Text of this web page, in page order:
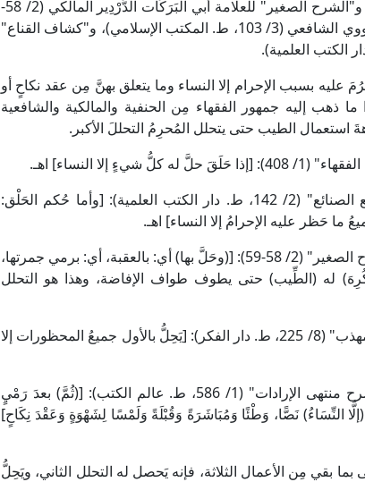
الدين البَابَرْتِي الحنفي (2/ 492-493، ط. دار الفكر)، و"الشرح الصغير" للعلامة أبي البَرَكَات الدَّرْدِير المالكي (2/ 58-
59، ط. دار المعارف)، و"روضة الطالبين" للإمام النووي الشافعي (3/ 103، ط. المكتب الإسلامي)، و"كشاف القناع"
بسبب الإحرام إلا النساء وما يتعلق بهنَّ مِن عقد نكاحٍ أو
ذهب إليه جمهور الفقهاء مِن الحنفية والمالكية والشافعية
استعمال الطيب حتى يتحلل المُحرِمُ التحللَ الأكبر.
إلا النساء] اهـ.
وقال الإمام علاء الدين الكاساني الحنفي في "بدائع الصنائع" (2/ 142، ط. دار الكتب العلمية): [وأما حُكم الحَلْق:
ما حَظر عليه الإحرامُ إلا النساء] اهـ.
وقال العلامة أبو البَرَكَات الدَّرْدِير المالكي في "الشرح الصغير" (2/ 58-59): [(وحَلَّ بها) أي: بالعقبة، أي: برمي جمرتها،
له (الطِّيب) حتى يطوف طواف الإفاضة، وهذا هو التحلل
وقال الإمام النووي الشافعي في "المجموع شرح المهذب" (8/ 225، ط. دار الفكر): [يَحِلُّ بالأول جميعُ المحظورات إلا
وقال العلامة أبو السعادات البُهُوتِي الحنبلي في "شرح منتهى الإرادات" (1/ 586، ط. عالم الكتب): [(ثُمَّ) بعدَ رَمْيٍ
النِّسَاءُ) نَصًّا، وَطْئًا وَمُبَاشَرَةً وَقُبْلَةً وَلَمْسًا لِشَهْوَةٍ وَعَقْدَ نِكَاحٍ]
بما بقي مِن الأعمال الثلاثة، فإنه يَحصل له التحلل الثاني، ويَحِلُّ